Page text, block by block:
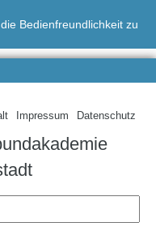
Bedienfreundlichkeit zu
Impressum Datenschutz